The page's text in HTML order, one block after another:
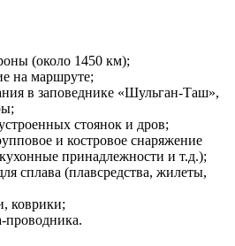
(около 1450 км);
на маршруте;
в заповеднике «Шульган-Таш»,
стоянок и дров;
и костровое снаряжение
принадлежности и т.д.);
сплава (плавсредства, жилеты,
коврики;
проводника.